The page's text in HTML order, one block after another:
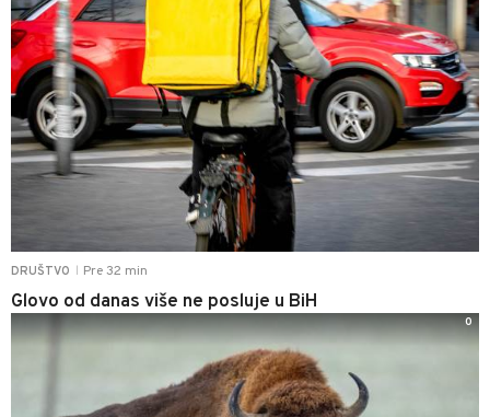
DRUŠTVO Pre 32 min
Glovo od danas više ne posluje u BiH
0